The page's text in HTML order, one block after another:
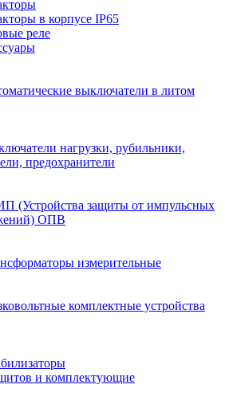
в корпусе IP65
реле
выключатели в литом
нагрузки, рубильники,
предохранители
(Устройства защиты от импульсных
ОПВ
измерительные
комплектные устройства
и комплектующие